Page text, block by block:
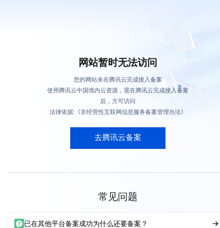
网站暂时无法访问
您的网站未在腾讯云完成接入备案
使用腾讯云中国境内云资源，需在腾讯云完成接入备案
后，方可访问
法律依据:《非经营性互联网信息服务备案管理办法》
去腾讯云备案
常见问题
已在其他平台备案成功为什么还要备案？